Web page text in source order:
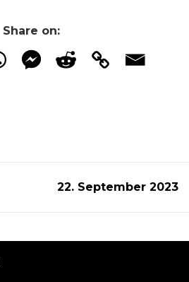
Share on:
22. September 2023